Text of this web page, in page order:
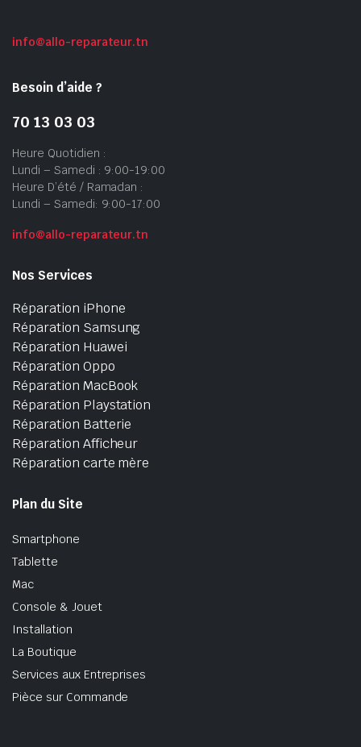
info@allo-reparateur.tn
Besoin d’aide ?
70 13 03 03
Heure Quotidien :
Lundi – Samedi : 9:00-19:00
Heure D’été / Ramadan :
Lundi – Samedi: 9:00-17:00
info@allo-reparateur.tn
Nos Services
Réparation iPhone
Réparation Samsung
Réparation Huawei
Réparation Oppo
Réparation MacBook
Réparation Playstation
Réparation Batterie
Réparation Afficheur
Réparation carte mère
Plan du Site
Smartphone
Tablette
Mac
Console & Jouet
Installation
La Boutique
Services aux Entreprises
Pièce sur Commande